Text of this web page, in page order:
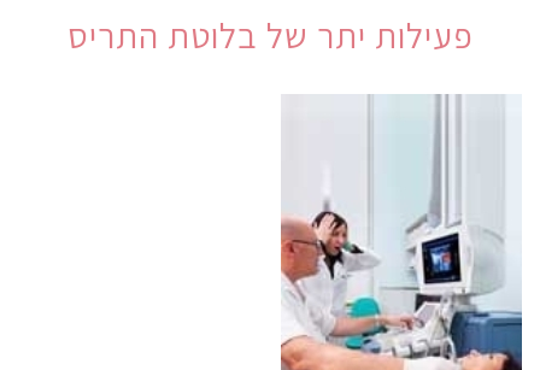
פעילות יתר של בלוטת התריס